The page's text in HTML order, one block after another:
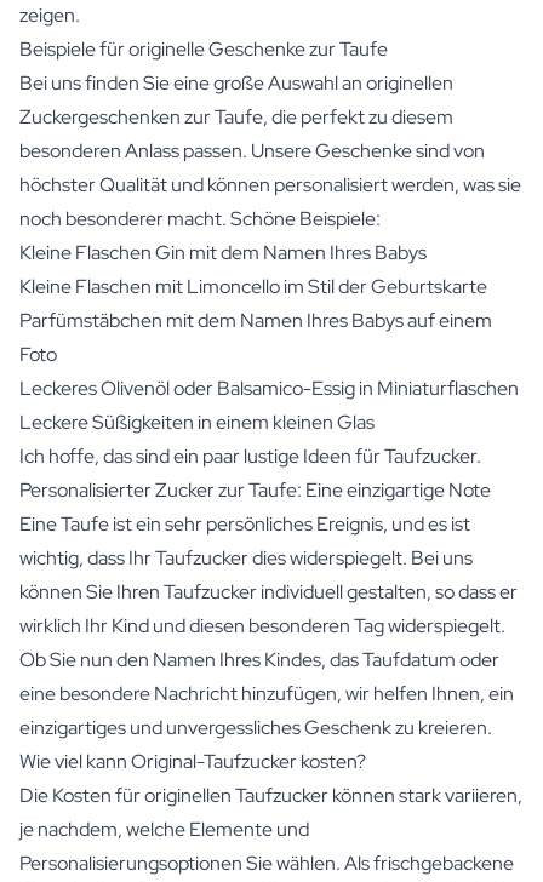
zeigen.
Beispiele für originelle Geschenke zur Taufe
Bei uns finden Sie eine große Auswahl an originellen
Zuckergeschenken zur Taufe, die perfekt zu diesem
besonderen Anlass passen. Unsere Geschenke sind von
höchster Qualität und können personalisiert werden, was sie
noch besonderer macht. Schöne Beispiele:
Kleine Flaschen Gin mit dem Namen Ihres Babys
Kleine Flaschen mit Limoncello im Stil der Geburtskarte
Parfümstäbchen mit dem Namen Ihres Babys auf einem
Foto
Leckeres Olivenöl oder Balsamico-Essig in Miniaturflaschen
Leckere Süßigkeiten in einem kleinen Glas
Ich hoffe, das sind ein paar lustige Ideen für Taufzucker.
Personalisierter Zucker zur Taufe: Eine einzigartige Note
Eine Taufe ist ein sehr persönliches Ereignis, und es ist
wichtig, dass Ihr Taufzucker dies widerspiegelt. Bei uns
können Sie Ihren Taufzucker individuell gestalten, so dass er
wirklich Ihr Kind und diesen besonderen Tag widerspiegelt.
Ob Sie nun den Namen Ihres Kindes, das Taufdatum oder
eine besondere Nachricht hinzufügen, wir helfen Ihnen, ein
einzigartiges und unvergessliches Geschenk zu kreieren.
Wie viel kann Original-Taufzucker kosten?
Die Kosten für originellen Taufzucker können stark variieren,
je nachdem, welche Elemente und
Personalisierungsoptionen Sie wählen. Als frischgebackene